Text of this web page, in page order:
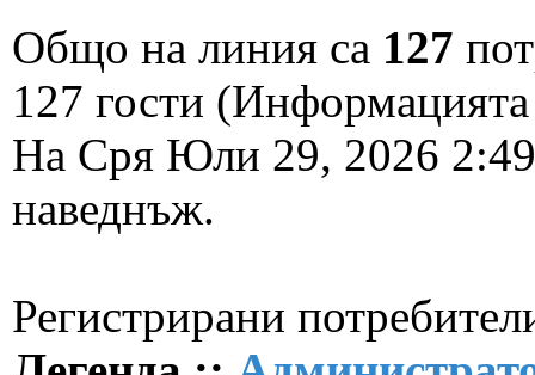
Общо на линия са 127
127 гости
На Сря Юли 29, 2026
наведнъж.
Регистрирани